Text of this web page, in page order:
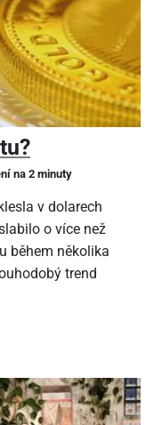
na 2 minuty
v dolarech
o více než
během několika
trend